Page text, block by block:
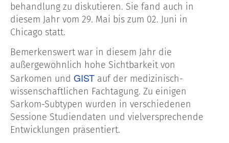
behandlung zu diskutieren. Sie fand auch in
diesem Jahr vom 29. Mai bis zum 02. Juni in
Chicago statt.
Bemerkenswert war in diesem Jahr die
außergewöhnlich hohe Sichtbarkeit von
Sarkomen und GIST auf der medizinisch-
wissenschaftlichen Fachtagung. Zu einigen
Sarkom-Subtypen wurden in verschiedenen
Sessione Studiendaten und vielversprechende
Entwicklungen präsentiert.